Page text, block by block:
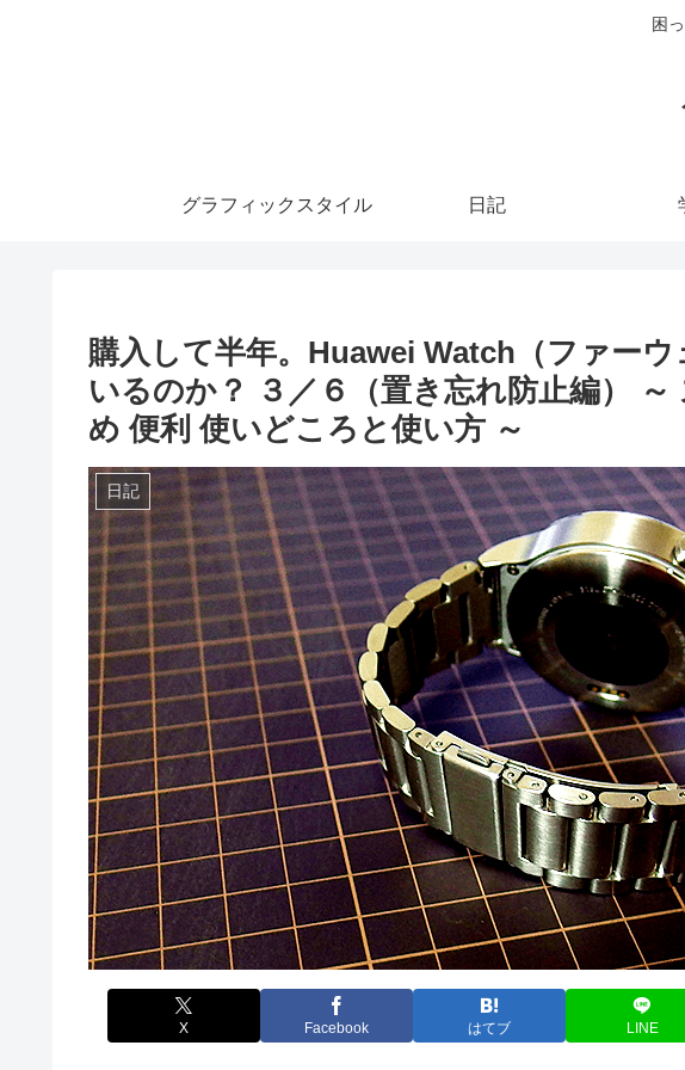
困
グラフィックスタイル 日記
購入して半年。Huawei Watch（ファー
いるのか？ ３／６（置き忘れ防止編）
め 便利 使いどころと使い方 ～
日記
X Facebook はてブ LINE